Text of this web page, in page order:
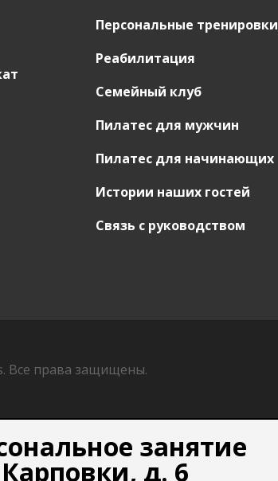
Персональные тренировки
Реабилитация
Семейный клуб
Пилатес для мужчин
Пилатес для начинающих
Истории наших гостей
Связь с руководством
Все права защищены.
занятие
д. 6